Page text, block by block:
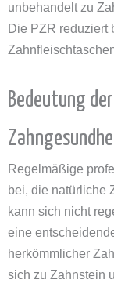
unbehandelt zu
Die PZR reduziert
Bedeutung
Regelmäßige
bei, die natürliche
kann sich nicht
eine
herkömmlicher
sich zu Zahnstein